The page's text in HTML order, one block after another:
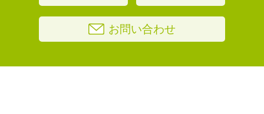
お問い合わせ